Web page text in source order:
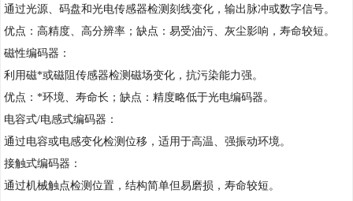
通过光源、码盘和光电传感器检测刻线变化，输出脉冲或数字信号。
优点：高精度、高分辨率；缺点：易受油污、灰尘影响，寿命较短。
磁性编码器：
利用磁*或磁阻传感器检测磁场变化，抗污染能力强。
优点：*环境、寿命长；缺点：精度略低于光电编码器。
电容式/电感式编码器：
通过电容或电感变化检测位移，适用于高温、强振动环境。
接触式编码器：
通过机械触点检测位置，结构简单但易磨损，寿命较短。